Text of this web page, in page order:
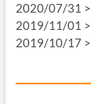
2020/07/31 >
2019/11/01 >
2019/10/17 >